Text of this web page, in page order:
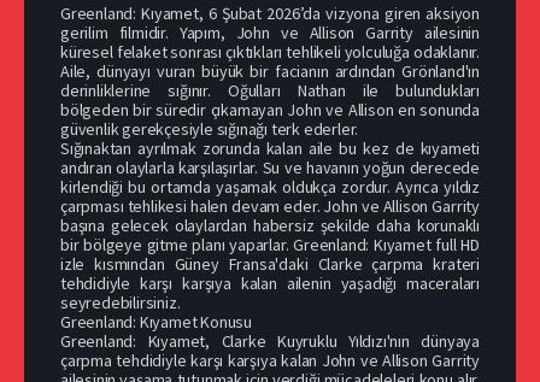
Greenland: Kıyamet, 6 Şubat 2026’da vizyona giren aksiyon
gerilim filmidir. Yapım, John ve Allison Garrity ailesinin
küresel felaket sonrası çıktıkları tehlikeli yolculuğa odaklanır.
Aile, dünyayı vuran büyük bir facianın ardından Grönland'ın
derinliklerine sığınır. Oğulları Nathan ile bulundukları
bölgeden bir süredir çıkamayan John ve Allison en sonunda
güvenlik gerekçesiyle sığınağı terk ederler.
Sığınaktan ayrılmak zorunda kalan aile bu kez de kıyameti
andıran olaylarla karşılaşırlar. Su ve havanın yoğun derecede
kirlendiği bu ortamda yaşamak oldukça zordur. Ayrıca yıldız
çarpması tehlikesi halen devam eder. John ve Allison Garrity
başına gelecek olaylardan habersiz şekilde daha korunaklı
bir bölgeye gitme planı yaparlar. Greenland: Kıyamet full HD
izle kısmından Güney Fransa'daki Clarke çarpma krateri
tehdidiyle karşı karşıya kalan ailenin yaşadığı maceraları
seyredebilirsiniz.
Greenland: Kıyamet Konusu
Greenland: Kıyamet, Clarke Kuyruklu Yıldızı'nın dünyaya
çarpma tehdidiyle karşı karşıya kalan John ve Allison Garrity